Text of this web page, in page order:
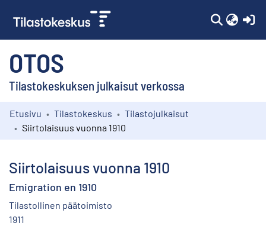
OTOS
Tilastokeskuksen julkaisut verkossa
Kokoelmat
Etusivu Tilastokeskus
Tilastojulkaisut
Siirtolaisuus vuonna 1910
Siirtolaisuus vuonna 1910
Emigration en 1910
Tilastollinen päätoimisto
1911